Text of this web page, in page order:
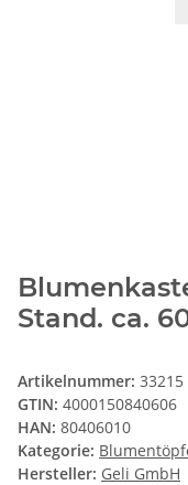
Stand. ca.
Artikelnummer: 33215
GTIN: 4000150840606
HAN: 80406010
Kategorie:
Hersteller: Geli GmbH